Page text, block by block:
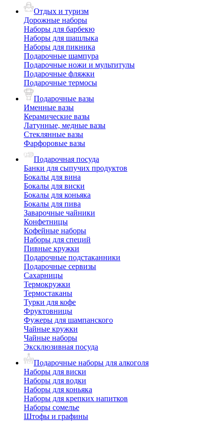
Отдых и туризм
Дорожные наборы
Наборы для барбекю
Наборы для шашлыка
Наборы для пикника
Подарочные шампура
Подарочные ножи и мультитулы
Подарочные фляжки
Подарочные термосы
Подарочные вазы
Именные вазы
Керамические вазы
Латунные, медные вазы
Стеклянные вазы
Фарфоровые вазы
Подарочная посуда
Банки для сыпучих продуктов
Бокалы для вина
Бокалы для виски
Бокалы для коньяка
Бокалы для пива
Заварочные чайники
Конфетницы
Кофейные наборы
Наборы для специй
Пивные кружки
Подарочные подстаканники
Подарочные сервизы
Сахарницы
Термокружки
Термостаканы
Турки для кофе
Фруктовницы
Фужеры для шампанского
Чайные кружки
Чайные наборы
Эксклюзивная посуда
Подарочные наборы для алкоголя
Наборы для виски
Наборы для водки
Наборы для коньяка
Наборы для крепких напитков
Наборы сомелье
Штофы и графины